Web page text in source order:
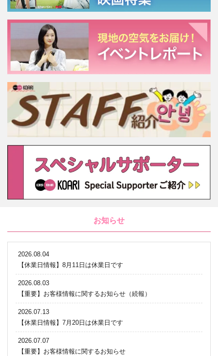
お知らせ
2026.08.04
【休業日情報】8月11日は休業日です
2026.08.03
【重要】お客様情報に関するお知らせ（続報）
2026.07.13
【休業日情報】7月20日は休業日です
2026.07.07
【重要】お客様情報に関するお知らせ